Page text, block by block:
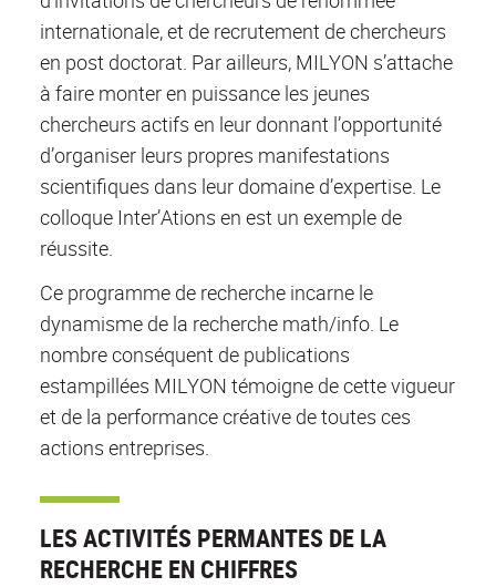
internationale, et de recrutement de chercheurs
en post doctorat. Par ailleurs, MILYON s’attache
à faire monter en puissance les jeunes
chercheurs actifs en leur donnant l’opportunité
d’organiser leurs propres manifestations
scientifiques dans leur domaine d’expertise. Le
colloque Inter’Ations en est un exemple de
réussite.
Ce programme de recherche incarne le
dynamisme de la recherche math/info. Le
nombre conséquent de publications
estampillées MILYON témoigne de cette vigueur
et de la performance créative de toutes ces
actions entreprises.
LES ACTIVITÉS PERMANTES DE LA
RECHERCHE EN CHIFFRES